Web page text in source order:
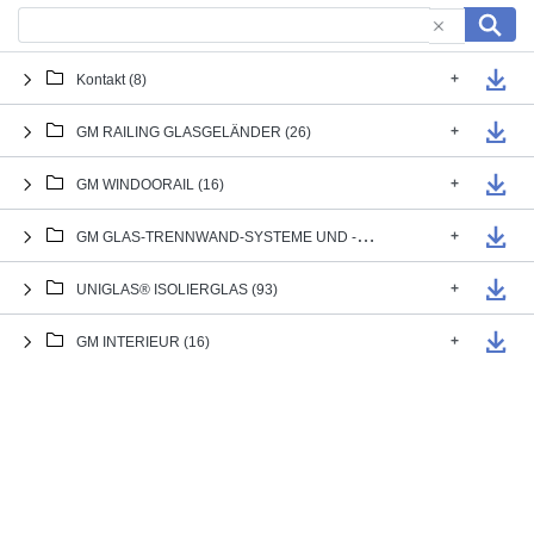
Kontakt (8) +
GM RAILING GLASGELÄNDER (26) +
GM WINDOORAIL (16) +
GM GLAS-TRENNWAND-SYSTEME UND -TÜREN (20) +
UNIGLAS® ISOLIERGLAS (93) +
GM INTERIEUR (16) +